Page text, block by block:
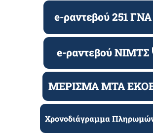
e-ραντεβού 251 ΓΝΑ
e-ραντεβού ΝΙΜΤΣ
ΜΕΡΙΣΜΑ ΜΤΑ
Χρονοδιάγραμμα